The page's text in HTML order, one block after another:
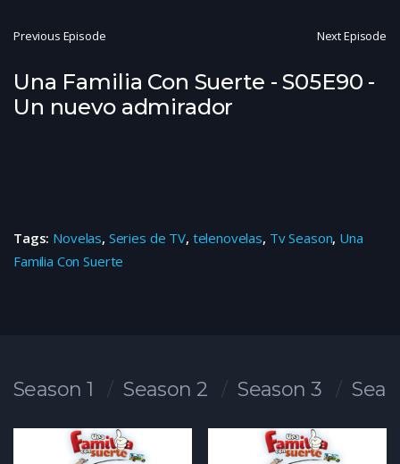
Previous Episode Next Episode
Una Familia Con Suerte - S05E90 -
Un nuevo admirador
Tags: Novelas, Series de TV, telenovelas, Tv Season, Una
Familia Con Suerte
Season 1 Season 2 Season 3